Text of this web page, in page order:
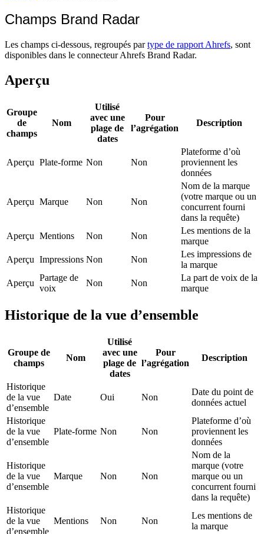
Champs Brand Radar
Les champs ci-dessous, regroupés partype de rapport Ahrefs, sont
disponibles dans le connecteur Ahrefs Brand Radar.
Aperçu
Groupe
de
champs
Nom
Utilisé
avec une
plage de
dates
Pour
l’agrégation
Description
Aperçu Plate-forme Non Non
Plateforme d’où
proviennent les
données
Aperçu Marque Non Non
Nom de la marque
(votre marque ou un
concurrent fourni
dans la requête)
Aperçu Mentions Non Non
Les mentions de la
marque
Aperçu Impressions Non Non
Les impressions de
la marque
Aperçu
Partage de
voix
Non Non
La part de voix de la
marque
Historique de la vue d’ensemble
Groupe de
champs
Nom
Utilisé
avec une
plage de
dates
Pour
l’agrégation
Description
Historique
de la vue
d’ensemble
Date Oui Non
Date du point de
données actuel
Historique
de la vue
d’ensemble
Plate-forme Non Non
Plateforme d’où
proviennent les
données
Historique
de la vue
d’ensemble
Marque Non Non
Nom de la
marque (votre
marque ou un
concurrent fourni
dans la requête)
Historique
de la vue
d’ensemble
Mentions Non Non
Les mentions de
la marque